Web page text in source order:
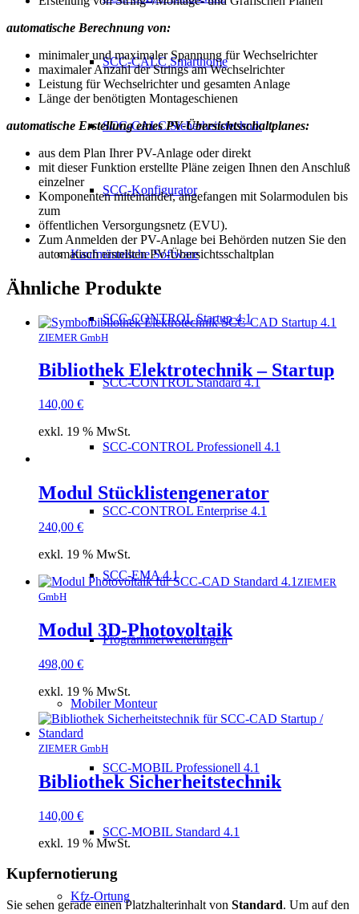
SCC-CALC Smarthome
SCC-CALC Sicherheitstechnik
SCC-Konfigurator
Kaufmännische Software
SCC-CONTROL Startup 4.1
SCC-CONTROL Standard 4.1
SCC-CONTROL Professionell 4.1
SCC-CONTROL Enterprise 4.1
SCC-EMA 4.1
Programmerweiterungen
Mobiler Monteur
SCC-MOBIL Professionell 4.1
SCC-MOBIL Standard 4.1
Kfz-Ortung
automatische Berechnung von:
minimaler und maximaler Spannung für Wechselrichter
maximaler Anzahl der Strings am Wechselrichter
Leistung für Wechselrichter und gesamten Anlage
Länge der benötigten Montageschienen
automatische Erstellung eines PV-Übersichtsschaltplanes:
aus dem Plan Ihrer PV-Anlage oder direkt
mit dieser Funktion erstellte Pläne zeigen Ihnen den Anschluß
einzelner
Komponenten miteinander, angefangen mit Solarmodulen bis
zum
öffentlichen Versorgungsnetz (EVU).
Zum Anmelden der PV-Anlage bei Behörden nutzen Sie den
automatisch erstellten PV-Übersichtsschaltplan
Ähnliche Produkte
ZIEMER GmbH
Bibliothek Elektrotechnik – Startup
140,00 €
exkl. 19 % MwSt.
Modul Stücklistengenerator
240,00 €
exkl. 19 % MwSt.
ZIEMER
GmbH
Modul 3D-Photovoltaik
498,00 €
exkl. 19 % MwSt.
ZIEMER GmbH
Bibliothek Sicherheitstechnik
140,00 €
exkl. 19 % MwSt.
Kupfernotierung
Sie sehen gerade einen Platzhalterinhalt von Standard. Um auf den